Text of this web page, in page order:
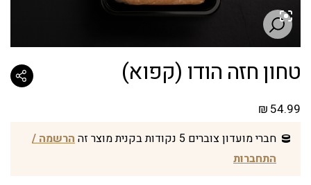
טחון חזה הודו (קפוא)
₪ 54.99
חברי מועדון צוברים 5 נקודות בקנית מוצר זה
הרשמה /
התחברות